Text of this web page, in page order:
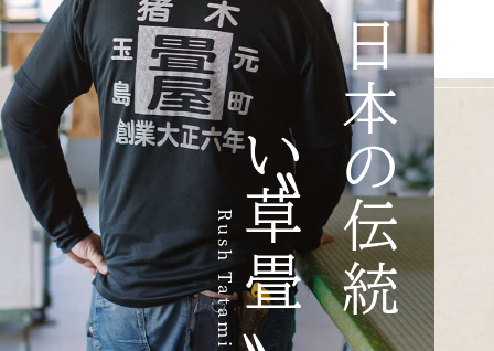
日本の伝統
〝い草畳〟
Rush Tatami